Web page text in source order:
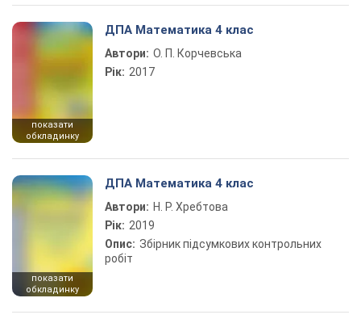
показати
обкладинку
ДПА Математика 4 клас
Автори: О. П. Корчевська
Рік: 2017
показати
обкладинку
ДПА Математика 4 клас
Автори: Н. Р. Хребтова
Рік: 2019
Опис: Збірник підсумкових контрольних
робіт